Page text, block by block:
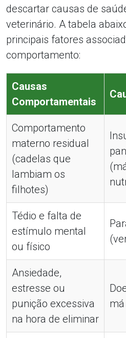
descartar causas de
veterinário. A tabela
principais fatores
comportamento:
Causas
Comportamentais
Comportamento
materno residual
(cadelas que
lambiam os
filhotes)
Tédio e falta de
estímulo mental
ou físico
Ansiedade,
estresse ou
punição excessiva
na hora de eliminar